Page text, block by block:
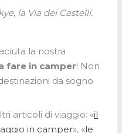
la Via dei Castelli.
la nostra
fare in camper! Non
da sogno
articoli di viaggio: «il
in camper», «le